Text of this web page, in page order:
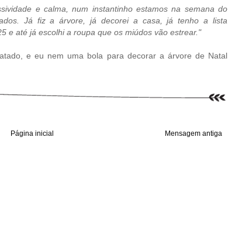
e calma, num instantinho estamos na semana do
Já fiz a árvore, já decorei a casa, já tenho a lista
e até já escolhi a roupa que os miúdos vão estrear."
e eu nem uma bola para decorar a árvore de Natal
Mensagem antiga
Página inicial